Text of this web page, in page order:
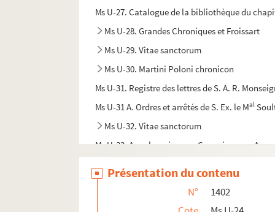
Ms U-27. Catalogue de la bibliothèque du
Ms U-28. Grandes Chroniques et Froissart
Ms U-29. Vitae sanctorum
Ms U-30. Martini Poloni chronicon
Ms U-31. Registre des lettres de S. A. R.
Ms U-31 A. Ordres et arrêtés de S. Ex. le Mal
Ms U-32. Vitae sanctorum
Ms U-33. Annales minorum Capucinorum.
Présentation du contenu
N°
1402